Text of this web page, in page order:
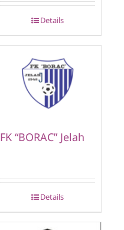
Details
FK “BORAC” Jelah
Details